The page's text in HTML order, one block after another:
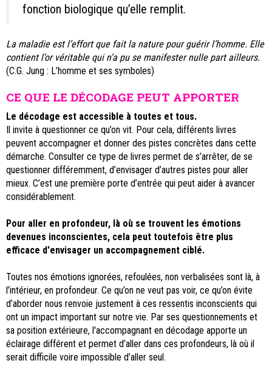
fonction biologique qu’elle remplit.
La maladie est l’effort que fait la nature pour guérir l’homme. Elle
contient l’or véritable qui n’a pu se manifester nulle part ailleurs.
(C.G. Jung : L’homme et ses symboles)
CE QUE LE DÉCODAGE PEUT APPORTER
Le décodage est accessible à toutes et tous.
Il invite à questionner ce qu’on vit. Pour cela, différents livres
peuvent accompagner et donner des pistes concrètes dans cette
démarche. Consulter ce type de livres permet de s’arrêter, de se
questionner différemment, d’envisager d’autres pistes pour aller
mieux. C’est une première porte d’entrée qui peut aider à avancer
considérablement.
Pour aller en profondeur, là où se trouvent les émotions
devenues inconscientes, cela peut toutefois être plus
efficace d'envisager un accompagnement ciblé.
Toutes nos émotions ignorées, refoulées, non verbalisées sont là, à
l’intérieur, en profondeur. Ce qu’on ne veut pas voir, ce qu’on évite
d’aborder nous renvoie justement à ces ressentis inconscients qui
ont un impact important sur notre vie. Par ses questionnements et
sa position extérieure, l'accompagnant en décodage apporte un
éclairage différent et permet d’aller dans ces profondeurs, là où il
serait difficile voire impossible d’aller seul.